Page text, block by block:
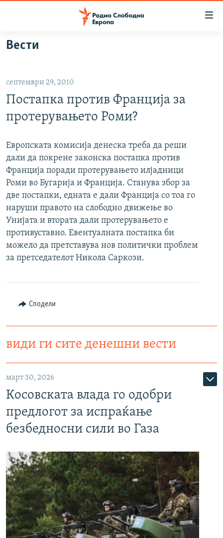
Оди
на
главната
навигација
Премини
на
пребарување
ВИЗУЕЛНО
ШТО ТРЕБА ДА ЗНАЕТЕ
ПРИЈАВИ СЕ ЗА ЊУЗЛЕТЕР
ПОДКАСТ ЗОШТО?
СЛЕДЕТЕ НЕ
РСЕ веб страници
Вести
септември 29, 2010
Постапка против Франција за
протерувањето Роми?
Европската комисија денеска треба да реши
дали да покрене законска постапка против
Франција поради протерувањето илјадници
Роми во Бугарија и Франција. Станува збор за
две постапки, едната е дали Франција со тоа го
наруши правото на слободно движење во
Унијата и втората дали протерувањето е
противуставно. Евентуалната постапка би
можело да претставува нов политички проблем
за претседателот Никола Саркози.
Сподели
види ги сите денешни вести
март 30, 2026
Косовската влада го одобри
предлогот за испраќање
безбедносни сили во Газа